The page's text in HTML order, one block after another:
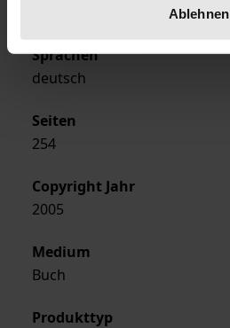
Ablehnen
Sprachen
deutsch
Seiten
254
Copyright Jahr
2005
Medium
Buch
Produkttyp